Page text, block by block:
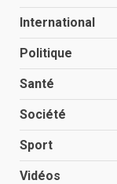
International
Politique
Santé
Société
Sport
Vidéos